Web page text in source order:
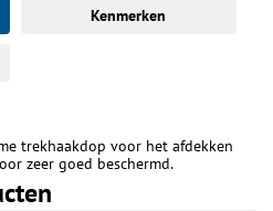
Kenmerken
trekhaakdop voor het afdekken
zeer goed beschermd.